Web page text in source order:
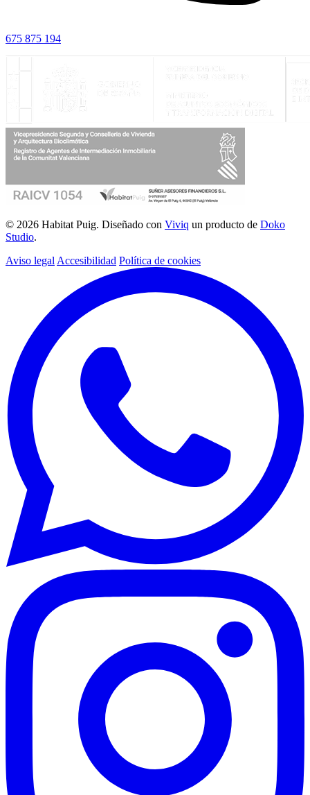
675 875 194
© 2026 Habitat Puig. Diseñado con Viviq un producto de Doko
Studio.
Aviso legal Accesibilidad Política de cookies